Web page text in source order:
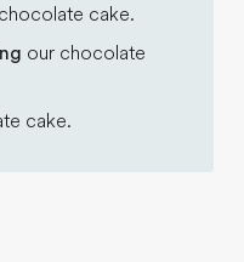
chocolate cake.
our chocolate
cake.